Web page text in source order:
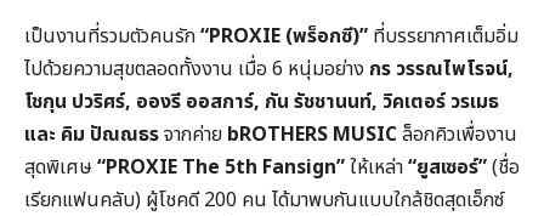
เป็นงานที่รวมตัวคนรัก“PROXIE (พร็อกซี)” ที่บรรยากาศเต็มอิ่ม
ไปด้วยความสุขตลอดทั้งงาน เมื่อ 6 หนุ่มอย่าง กร วรรณไพโรจน์,
โชกุน ปวริศร์, อองรี ออสการ์, กัน รัชชานนท์, วิคเตอร์ วรเมธ
และ คิม ปัณณธรจากค่าย bROTHERS MUSICล็อกคิวเพื่องาน
สุดพิเศษ“PROXIE The 5th Fansign”ให้เหล่า“ยูสเซอร์”(ชื่อ
เรียกแฟนคลับ) ผู้โชคดี 200 คน ได้มาพบกันแบบใกล้ชิดสุดเอ็กซ์